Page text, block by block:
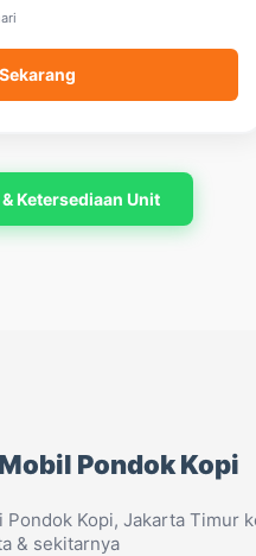
Ketersediaan Unit
Pondok Kopi
Kopi, Jakarta Timur
& sekitarnya